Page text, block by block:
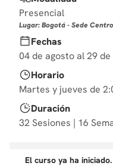
10. marketing
Presencial
Lugar: Bogotá - Sede
Fechas
04 de agosto al 29
Horario
Martes y jueves de
Duración
32 Sesiones | 16
El curso ya ha